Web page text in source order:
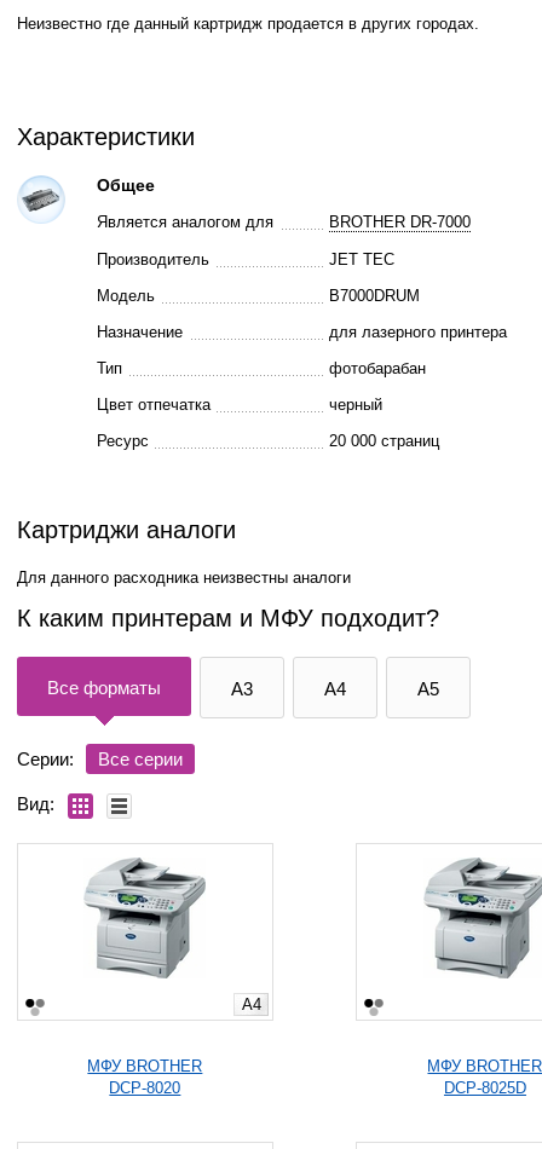
Неизвестно где данный картридж продается в других городах.
Характеристики
Общее
Является аналогом для BROTHER DR-7000
Производитель
JET TEC
Модель
B7000DRUM
Назначение
для лазерного принтера
Тип
фотобарабан
Цвет отпечатка
черный
Ресурс
20 000 страниц
Картриджи аналоги
Для данного расходника неизвестны аналоги
К каким принтерам и МФУ подходит?
Все форматы A3 A4 A5
Серии: Все серии
Вид:
A4
МФУ BROTHER
DCP-8020
МФУ BROTHER
DCP-8025D